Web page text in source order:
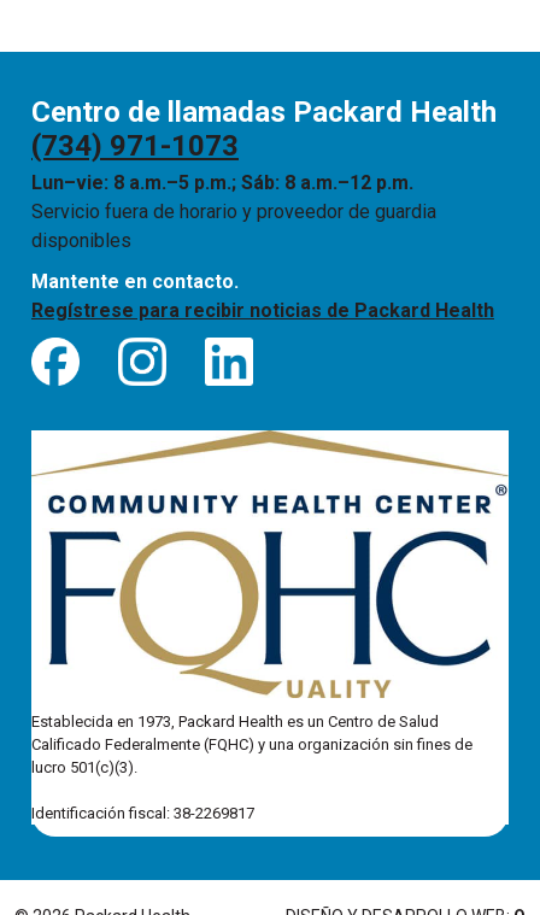
Centro de llamadas Packard Health
(734) 971-1073
Lun–vie: 8 a.m.–5 p.m.; Sáb: 8 a.m.–12 p.m.
Servicio fuera de horario y proveedor de guardia
disponibles
Mantente en contacto.
Regístrese para recibir noticias de Packard Health
Establecida en 1973, Packard Health es un Centro de Salud
Calificado Federalmente (FQHC) y una organización sin fines de
lucro 501(c)(3).
Identificación fiscal: 38-2269817